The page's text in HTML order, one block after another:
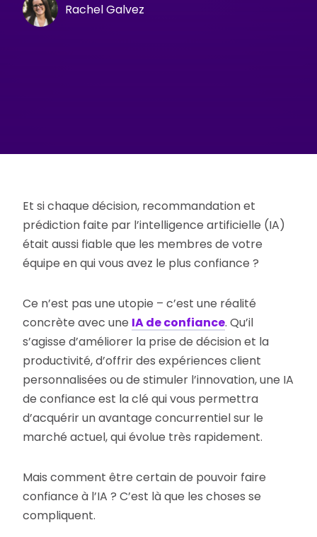
Rachel Galvez
Et si chaque décision, recommandation et
prédiction faite par l’intelligence artificielle (IA)
était aussi fiable que les membres de votre
équipe en qui vous avez le plus confiance ?
Ce n’est pas une utopie – c’est une réalité
concrète avec une IA de confiance. Qu’il
s’agisse d’améliorer la prise de décision et la
productivité, d’offrir des expériences client
personnalisées ou de stimuler l’innovation, une IA
de confiance est la clé qui vous permettra
d’acquérir un avantage concurrentiel sur le
marché actuel, qui évolue très rapidement.
Mais comment être certain de pouvoir faire
confiance à l’IA ? C’est là que les choses se
compliquent.